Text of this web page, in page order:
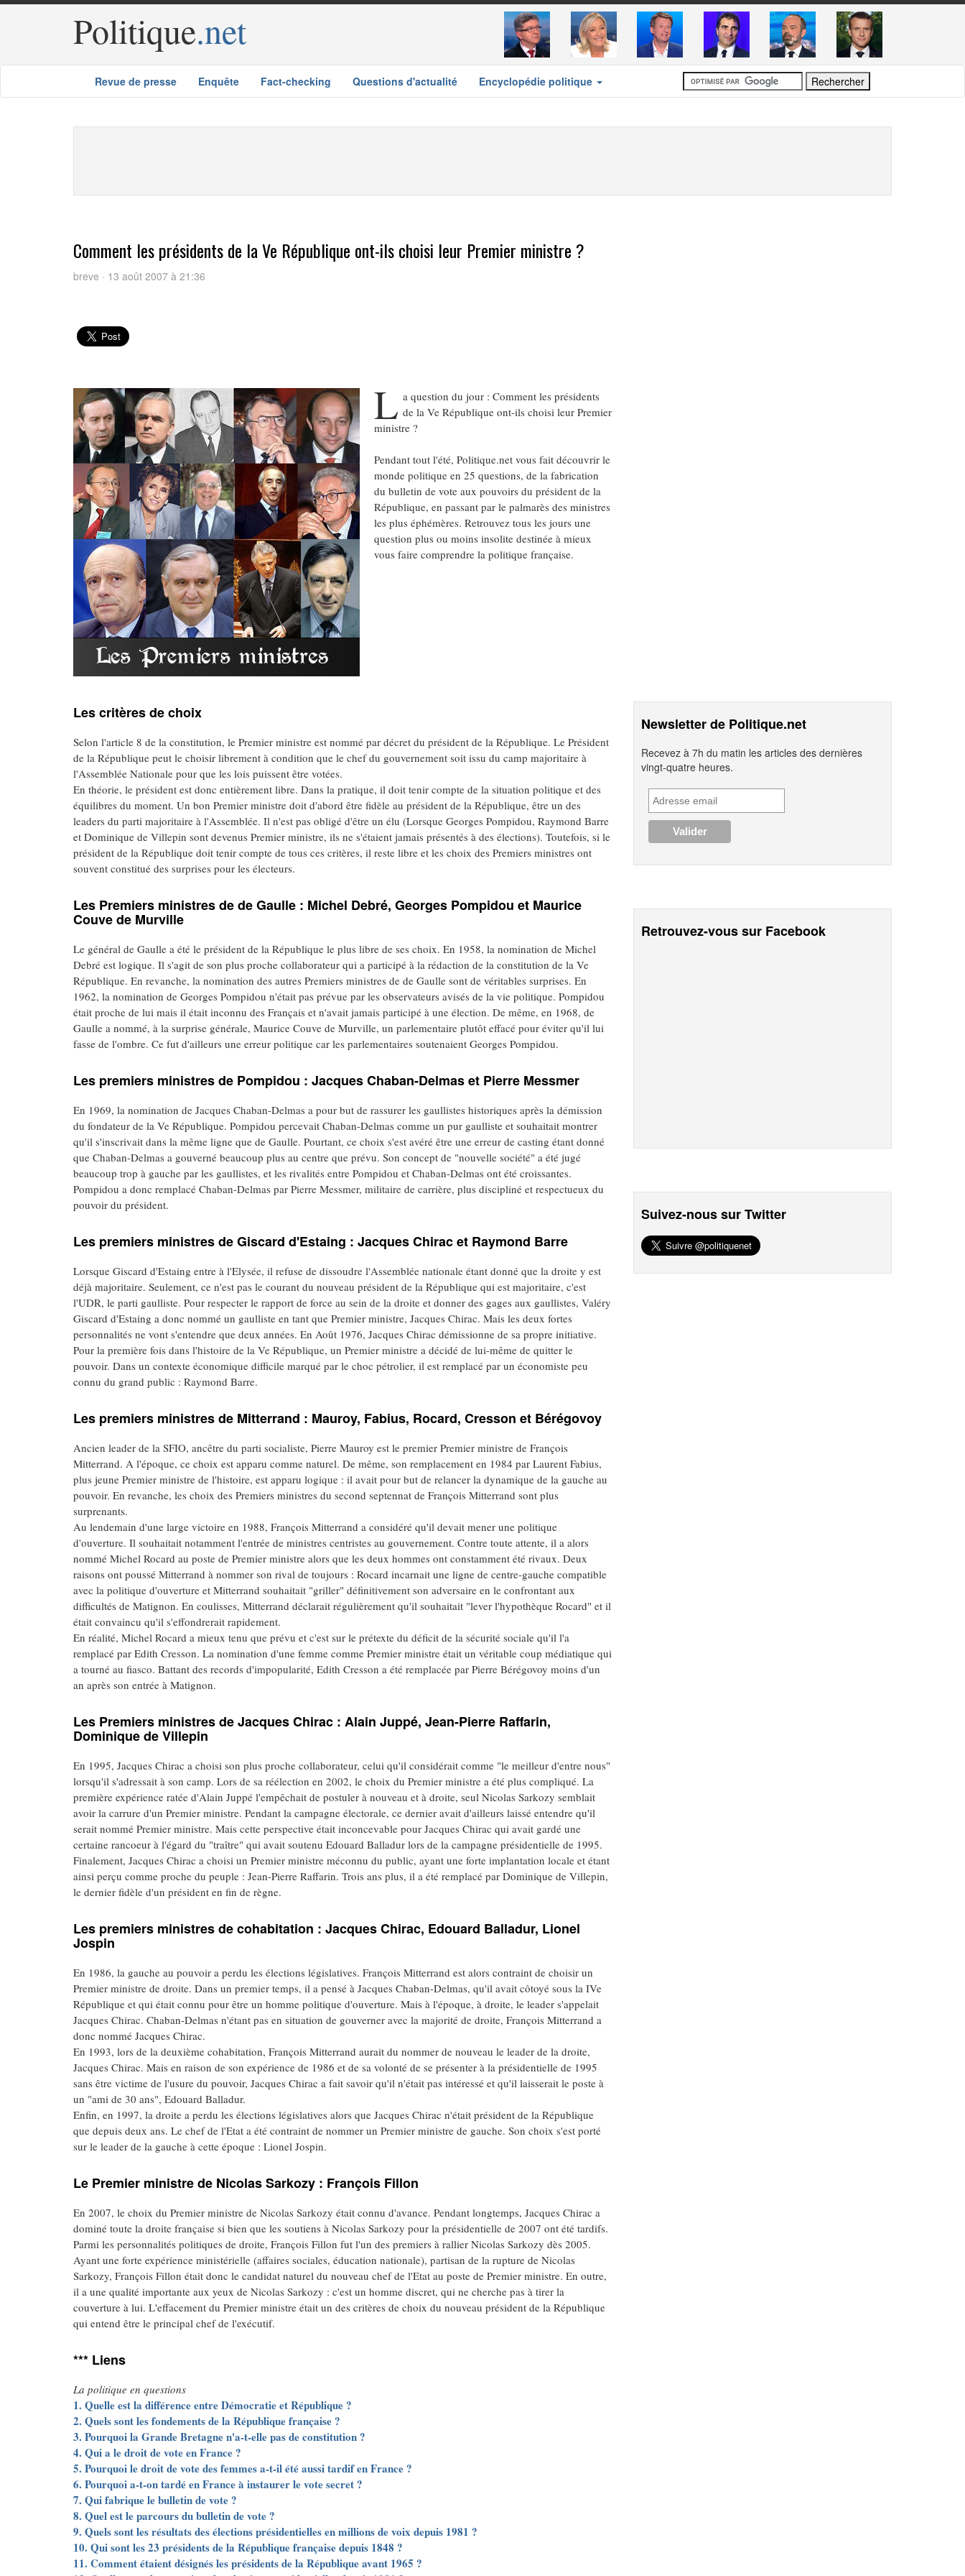
Politique.net
Revue de presse Enquête Fact-checking Questions d'actualité Encyclopédie politique
Comment les présidents de la Ve République ont-ils choisi leur Premier ministre ?
breve · 13 août 2007 à 21:36
L a question du jour : Comment les présidents
de la Ve République ont-ils choisi leur Premier
ministre ?
Pendant tout l'été, Politique.net vous fait découvrir le
monde politique en 25 questions, de la fabrication
du bulletin de vote aux pouvoirs du président de la
République, en passant par le palmarès des ministres
les plus éphémères. Retrouvez tous les jours une
question plus ou moins insolite destinée à mieux
vous faire comprendre la politique française.
Les critères de choix
Selon l'article 8 de la constitution, le Premier ministre est nommé par décret du président de la République. Le Président
de la République peut le choisir librement à condition que le chef du gouvernement soit issu du camp majoritaire à
l'Assemblée Nationale pour que les lois puissent être votées.
En théorie, le président est donc entièrement libre. Dans la pratique, il doit tenir compte de la situation politique et des
équilibres du moment. Un bon Premier ministre doit d'abord être fidèle au président de la République, être un des
leaders du parti majoritaire à l'Assemblée. Il n'est pas obligé d'être un élu (Lorsque Georges Pompidou, Raymond Barre
et Dominique de Villepin sont devenus Premier ministre, ils ne s'étaient jamais présentés à des élections). Toutefois, si le
président de la République doit tenir compte de tous ces critères, il reste libre et les choix des Premiers ministres ont
souvent constitué des surprises pour les électeurs.
Les Premiers ministres de de Gaulle : Michel Debré, Georges Pompidou et Maurice
Couve de Murville
Le général de Gaulle a été le président de la République le plus libre de ses choix. En 1958, la nomination de Michel
Debré est logique. Il s'agit de son plus proche collaborateur qui a participé à la rédaction de la constitution de la Ve
République. En revanche, la nomination des autres Premiers ministres de de Gaulle sont de véritables surprises. En
1962, la nomination de Georges Pompidou n'était pas prévue par les observateurs avisés de la vie politique. Pompidou
était proche de lui mais il était inconnu des Français et n'avait jamais participé à une élection. De même, en 1968, de
Gaulle a nommé, à la surprise générale, Maurice Couve de Murville, un parlementaire plutôt effacé pour éviter qu'il lui
fasse de l'ombre. Ce fut d'ailleurs une erreur politique car les parlementaires soutenaient Georges Pompidou.
Les premiers ministres de Pompidou : Jacques Chaban-Delmas et Pierre Messmer
En 1969, la nomination de Jacques Chaban-Delmas a pour but de rassurer les gaullistes historiques après la démission
du fondateur de la Ve République. Pompidou percevait Chaban-Delmas comme un pur gaulliste et souhaitait montrer
qu'il s'inscrivait dans la même ligne que de Gaulle. Pourtant, ce choix s'est avéré être une erreur de casting étant donné
que Chaban-Delmas a gouverné beaucoup plus au centre que prévu. Son concept de "nouvelle société" a été jugé
beaucoup trop à gauche par les gaullistes, et les rivalités entre Pompidou et Chaban-Delmas ont été croissantes.
Pompidou a donc remplacé Chaban-Delmas par Pierre Messmer, militaire de carrière, plus discipliné et respectueux du
pouvoir du président.
Les premiers ministres de Giscard d'Estaing : Jacques Chirac et Raymond Barre
Lorsque Giscard d'Estaing entre à l'Elysée, il refuse de dissoudre l'Assemblée nationale étant donné que la droite y est
déjà majoritaire. Seulement, ce n'est pas le courant du nouveau président de la République qui est majoritaire, c'est
l'UDR, le parti gaulliste. Pour respecter le rapport de force au sein de la droite et donner des gages aux gaullistes, Valéry
Giscard d'Estaing a donc nommé un gaulliste en tant que Premier ministre, Jacques Chirac. Mais les deux fortes
personnalités ne vont s'entendre que deux années. En Août 1976, Jacques Chirac démissionne de sa propre initiative.
Pour la première fois dans l'histoire de la Ve République, un Premier ministre a décidé de lui-même de quitter le
pouvoir. Dans un contexte économique difficile marqué par le choc pétrolier, il est remplacé par un économiste peu
connu du grand public : Raymond Barre.
Les premiers ministres de Mitterrand : Mauroy, Fabius, Rocard, Cresson et Bérégovoy
Ancien leader de la SFIO, ancêtre du parti socialiste, Pierre Mauroy est le premier Premier ministre de François
Mitterrand. A l'époque, ce choix est apparu comme naturel. De même, son remplacement en 1984 par Laurent Fabius,
plus jeune Premier ministre de l'histoire, est apparu logique : il avait pour but de relancer la dynamique de la gauche au
pouvoir. En revanche, les choix des Premiers ministres du second septennat de François Mitterrand sont plus
surprenants.
Au lendemain d'une large victoire en 1988, François Mitterrand a considéré qu'il devait mener une politique
d'ouverture. Il souhaitait notamment l'entrée de ministres centristes au gouvernement. Contre toute attente, il a alors
nommé Michel Rocard au poste de Premier ministre alors que les deux hommes ont constamment été rivaux. Deux
raisons ont poussé Mitterrand à nommer son rival de toujours : Rocard incarnait une ligne de centre-gauche compatible
avec la politique d'ouverture et Mitterrand souhaitait "griller" définitivement son adversaire en le confrontant aux
difficultés de Matignon. En coulisses, Mitterrand déclarait régulièrement qu'il souhaitait "lever l'hypothèque Rocard" et il
était convaincu qu'il s'effondrerait rapidement.
En réalité, Michel Rocard a mieux tenu que prévu et c'est sur le prétexte du déficit de la sécurité sociale qu'il l'a
remplacé par Edith Cresson. La nomination d'une femme comme Premier ministre était un véritable coup médiatique qui
a tourné au fiasco. Battant des records d'impopularité, Edith Cresson a été remplacée par Pierre Bérégovoy moins d'un
an après son entrée à Matignon.
Les Premiers ministres de Jacques Chirac : Alain Juppé, Jean-Pierre Raffarin,
Dominique de Villepin
En 1995, Jacques Chirac a choisi son plus proche collaborateur, celui qu'il considérait comme "le meilleur d'entre nous"
lorsqu'il s'adressait à son camp. Lors de sa réélection en 2002, le choix du Premier ministre a été plus compliqué. La
première expérience ratée d'Alain Juppé l'empêchait de postuler à nouveau et à droite, seul Nicolas Sarkozy semblait
avoir la carrure d'un Premier ministre. Pendant la campagne électorale, ce dernier avait d'ailleurs laissé entendre qu'il
serait nommé Premier ministre. Mais cette perspective était inconcevable pour Jacques Chirac qui avait gardé une
certaine rancoeur à l'égard du "traître" qui avait soutenu Edouard Balladur lors de la campagne présidentielle de 1995.
Finalement, Jacques Chirac a choisi un Premier ministre méconnu du public, ayant une forte implantation locale et étant
ainsi perçu comme proche du peuple : Jean-Pierre Raffarin. Trois ans plus, il a été remplacé par Dominique de Villepin,
le dernier fidèle d'un président en fin de règne.
Les premiers ministres de cohabitation : Jacques Chirac, Edouard Balladur, Lionel
Jospin
En 1986, la gauche au pouvoir a perdu les élections législatives. François Mitterrand est alors contraint de choisir un
Premier ministre de droite. Dans un premier temps, il a pensé à Jacques Chaban-Delmas, qu'il avait côtoyé sous la IVe
République et qui était connu pour être un homme politique d'ouverture. Mais à l'époque, à droite, le leader s'appelait
Jacques Chirac. Chaban-Delmas n'étant pas en situation de gouverner avec la majorité de droite, François Mitterrand a
donc nommé Jacques Chirac.
En 1993, lors de la deuxième cohabitation, François Mitterrand aurait du nommer de nouveau le leader de la droite,
Jacques Chirac. Mais en raison de son expérience de 1986 et de sa volonté de se présenter à la présidentielle de 1995
sans être victime de l'usure du pouvoir, Jacques Chirac a fait savoir qu'il n'était pas intéressé et qu'il laisserait le poste à
un "ami de 30 ans", Edouard Balladur.
Enfin, en 1997, la droite a perdu les élections législatives alors que Jacques Chirac n'était président de la République
que depuis deux ans. Le chef de l'Etat a été contraint de nommer un Premier ministre de gauche. Son choix s'est porté
sur le leader de la gauche à cette époque : Lionel Jospin.
Le Premier ministre de Nicolas Sarkozy : François Fillon
En 2007, le choix du Premier ministre de Nicolas Sarkozy était connu d'avance. Pendant longtemps, Jacques Chirac a
dominé toute la droite française si bien que les soutiens à Nicolas Sarkozy pour la présidentielle de 2007 ont été tardifs.
Parmi les personnalités politiques de droite, François Fillon fut l'un des premiers à rallier Nicolas Sarkozy dès 2005.
Ayant une forte expérience ministérielle (affaires sociales, éducation nationale), partisan de la rupture de Nicolas
Sarkozy, François Fillon était donc le candidat naturel du nouveau chef de l'Etat au poste de Premier ministre. En outre,
il a une qualité importante aux yeux de Nicolas Sarkozy : c'est un homme discret, qui ne cherche pas à tirer la
couverture à lui. L'effacement du Premier ministre était un des critères de choix du nouveau président de la République
qui entend être le principal chef de l'exécutif.
*** Liens
La politique en questions
1. Quelle est la différence entre Démocratie et République ?
2. Quels sont les fondements de la République française ?
3. Pourquoi la Grande Bretagne n'a-t-elle pas de constitution ?
4. Qui a le droit de vote en France ?
5. Pourquoi le droit de vote des femmes a-t-il été aussi tardif en France ?
6. Pourquoi a-t-on tardé en France à instaurer le vote secret ?
7. Qui fabrique le bulletin de vote ?
8. Quel est le parcours du bulletin de vote ?
9. Quels sont les résultats des élections présidentielles en millions de voix depuis 1981 ?
10. Qui sont les 23 présidents de la République française depuis 1848 ?
11. Comment étaient désignés les présidents de la République avant 1965 ?
Newsletter de Politique.net
Recevez à 7h du matin les articles des dernières
vingt-quatre heures.
Retrouvez-vous sur Facebook
Suivez-nous sur Twitter